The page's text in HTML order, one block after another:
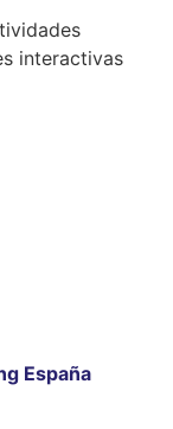
interactivas
España